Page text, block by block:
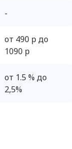
-
от 490 р до
1090 р
от 1.5 % до
2,5%